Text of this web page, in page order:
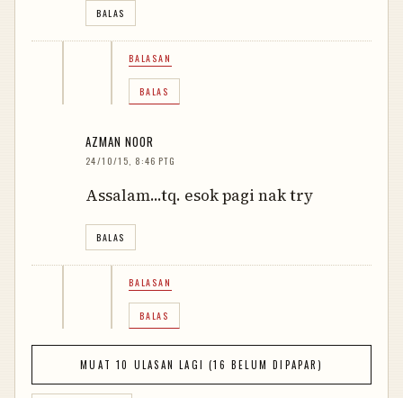
BALAS
BALASAN
BALAS
AZMAN NOOR
24/10/15, 8:46 PTG
Assalam...tq. esok pagi nak try
BALAS
BALASAN
BALAS
MUAT 10 ULASAN LAGI (16 BELUM DIPAPAR)